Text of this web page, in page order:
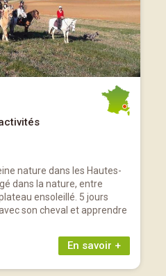
nature dans les Hautes-
dans la nature, entre
ensoleillé. 5 jours
son cheval et apprendre
En savoir +